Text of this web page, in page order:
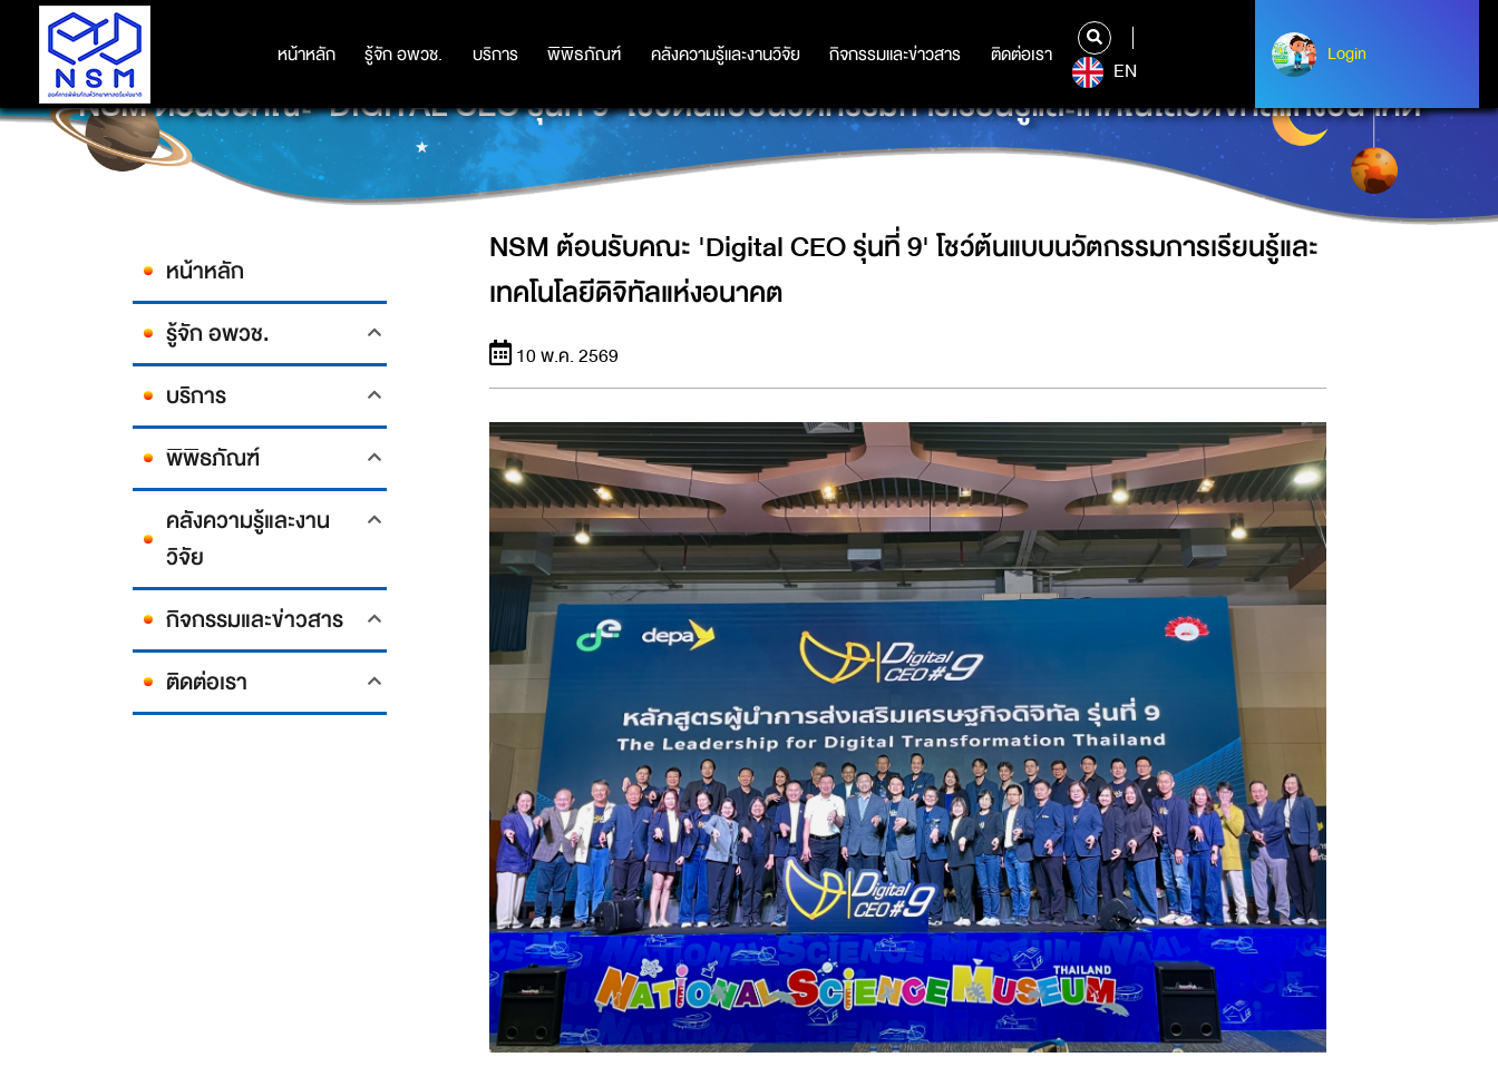
หน้าหลัก รู้จัก อพวช. บริการ พิพิธภัณฑ์ คลังความรู้และงานวิจัย กิจกรรมและข่าวสาร ติดต่อเรา
หน้าหลัก รู้จัก อพวช. บริการ พิพิธภัณฑ์ คลังความรู้และงานวิจัย กิจกรรมและข่าวสาร ติดต่อเรา
EN
Login
Login
NSM ต้อนรับคณะ 'DIGITAL CEO รุ่นที่ 9' โชว์ต้นแบบนวัตกรรมการเรียนรู้และเทคโนโลยีดิจิทัลแห่งอนาคต
หน้าหลัก
รู้จัก อพวช.
บริการ
พิพิธภัณฑ์
คลังความรู้และงาน
วิจัย
กิจกรรมและข่าวสาร
ติดต่อเรา
NSM ต้อนรับคณะ 'Digital CEO รุ่นที่ 9' โชว์ต้นแบบนวัตกรรมการเรียนรู้และ
เทคโนโลยีดิจิทัลแห่งอนาคต
10 พ.ค. 2569